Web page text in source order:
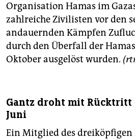
Organisation Hamas im
zahlreiche Zivilisten vor den
andauernden Kämpfen
durch den Überfall der
Oktober ausgelöst wurden.
Gantz droht mit Rücktritt
Juni
Ein Mitglied des dreiköpfigen